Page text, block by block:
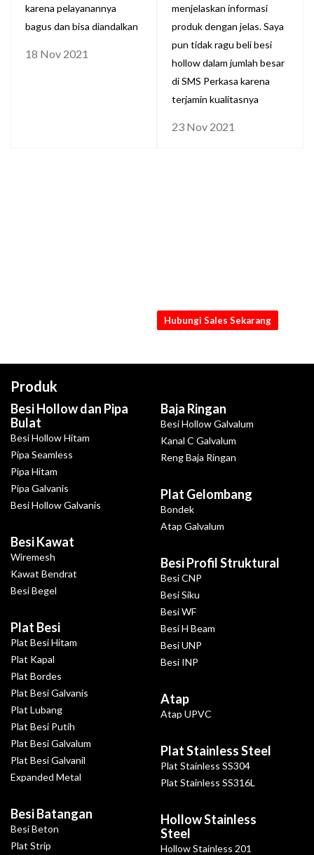
karena pelayanannya
bagus dan bisa diandalkan
18 Nov 2021
menjelaskan informasi
produk dengan jelas. Saya
pun tidak ragu beli besi
hollow dalam jumlah besar
di SMS Perkasa karena
terjamin kualitasnya
23 Nov 2021
Hubungi Sales Sekarang
Produk
Besi Hollow dan Pipa
Bulat
Besi Hollow Hitam
Pipa Seamless
Pipa Hitam
Pipa Galvanis
Besi Hollow Galvanis
Besi Kawat
Wiremesh
Kawat Bendrat
Besi Begel
Plat Besi
Plat Besi Hitam
Plat Kapal
Plat Bordes
Plat Besi Galvanis
Plat Lubang
Plat Besi Putih
Plat Besi Galvalum
Plat Besi Galvanil
Expanded Metal
Besi Batangan
Besi Beton
Plat Strip
Baja Ringan
Besi Hollow Galvalum
Kanal C Galvalum
Reng Baja Ringan
Plat Gelombang
Bondek
Atap Galvalum
Besi Profil Struktural
Besi CNP
Besi Siku
Besi WF
Besi H Beam
Besi UNP
Besi INP
Atap
Atap UPVC
Plat Stainless Steel
Plat Stainless SS304
Plat Stainless SS316L
Hollow Stainless
Steel
Hollow Stainless 201